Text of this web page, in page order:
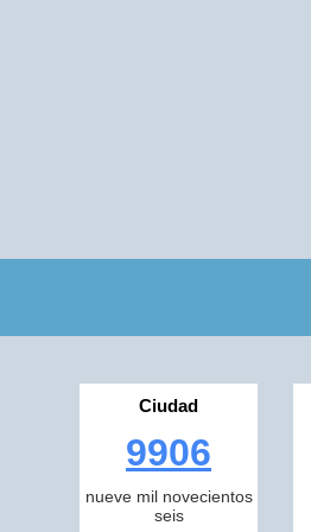
Ciudad
9906
nueve mil novecientos
seis